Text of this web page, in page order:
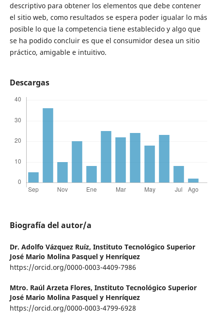
descriptivo para obtener los elementos que debe contener
el sitio web, como resultados se espera poder igualar lo más
posible lo que la competencia tiene establecido y algo que
se ha podido concluir es que el consumidor desea un sitio
práctico, amigable e intuitivo.
Descargas
Biografía del autor/a
Dr. Adolfo Vázquez Ruíz, Instituto Tecnológico Superior
José Mario Molina Pasquel y Henríquez
https://orcid.org/0000-0003-4409-7986
Mtro. Raúl Arzeta Flores, Instituto Tecnológico Superior
José Mario Molina Pasquel y Henríquez
https://orcid.org/0000-0003-4799-6928